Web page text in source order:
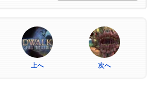
上へ 次へ